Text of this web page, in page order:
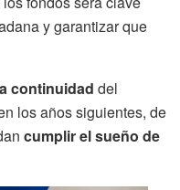
y garantizar que
continuidad del
los años siguientes, de
cumplir el sueño de